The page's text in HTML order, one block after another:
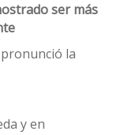
ser más
la
y en